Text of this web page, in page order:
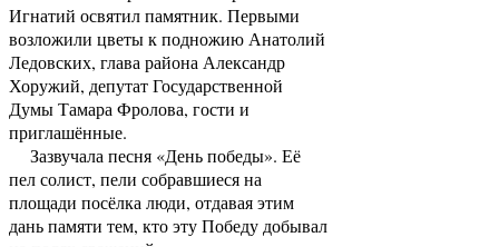
Игнатий освятил памятник. Первыми
возложили цветы к подножию Анатолий
Ледовских, глава района Александр
Хоружий, депутат Государственной
Думы Тамара Фролова, гости и
приглашённые.
Зазвучала песня «День победы». Её
пел солист, пели собравшиеся на
площади посёлка люди, отдавая этим
дань памяти тем, кто эту Победу добывал